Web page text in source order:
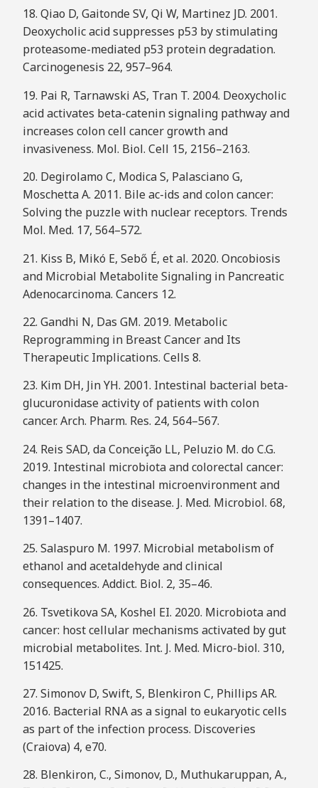
18. Qiao D, Gaitonde SV, Qi W, Martinez JD. 2001.
Deoxycholic acid suppresses p53 by stimulating
proteasome-mediated p53 protein degradation.
Carcinogenesis 22, 957–964.
19. Pai R, Tarnawski AS, Tran T. 2004. Deoxycholic
acid activates beta-catenin signaling pathway and
increases colon cell cancer growth and
invasiveness. Mol. Biol. Cell 15, 2156–2163.
20. Degirolamo C, Modica S, Palasciano G,
Moschetta A. 2011. Bile ac-ids and colon cancer:
Solving the puzzle with nuclear receptors. Trends
Mol. Med. 17, 564–572.
21. Kiss B, Mikó E, Sebő É, et al. 2020. Oncobiosis
and Microbial Metabolite Signaling in Pancreatic
Adenocarcinoma. Cancers 12.
22. Gandhi N, Das GM. 2019. Metabolic
Reprogramming in Breast Cancer and Its
Therapeutic Implications. Cells 8.
23. Kim DH, Jin YH. 2001. Intestinal bacterial beta-
glucuronidase activity of patients with colon
cancer. Arch. Pharm. Res. 24, 564–567.
24. Reis SAD, da Conceição LL, Peluzio M. do C.G.
2019. Intestinal microbiota and colorectal cancer:
changes in the intestinal microenvironment and
their relation to the disease. J. Med. Microbiol. 68,
1391–1407.
25. Salaspuro M. 1997. Microbial metabolism of
ethanol and acetaldehyde and clinical
consequences. Addict. Biol. 2, 35–46.
26. Tsvetikova SA, Koshel EI. 2020. Microbiota and
cancer: host cellular mechanisms activated by gut
microbial metabolites. Int. J. Med. Micro-biol. 310,
151425.
27. Simonov D, Swift, S, Blenkiron C, Phillips AR.
2016. Bacterial RNA as a signal to eukaryotic cells
as part of the infection process. Discoveries
(Craiova) 4, e70.
28. Blenkiron, C., Simonov, D., Muthukaruppan, A.,